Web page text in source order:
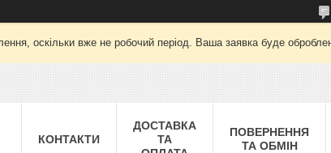
оскільки вже не робочий період. Ваша заявка буде
КОНТАКТИ
ДОСТАВКА
ТА
ПОВЕРНЕННЯ
ТА ОБМІН